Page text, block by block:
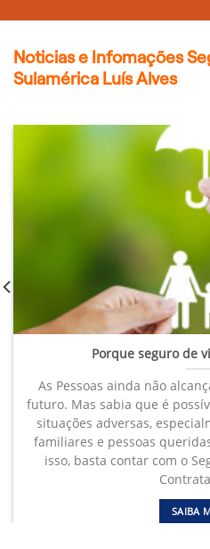
Noticias e Infomações
Sulamérica Luís Alves
Porque seguro de
As Pessoas ainda não
futuro. Mas sabia que é
situações adversas,
familiares e pessoas
isso, basta contar com o
SAIBA